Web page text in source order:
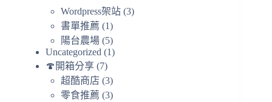
Wordpress架站 (3)
書單推薦 (1)
陽台農場 (5)
Uncategorized (1)
🍄開箱分享 (7)
超酷商店 (3)
零食推薦 (3)